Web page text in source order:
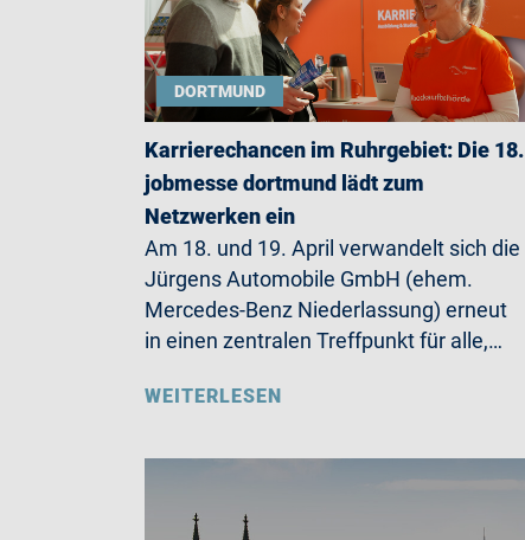
DORTMUND
Karrierechancen im Ruhrgebiet: Die 18.
jobmesse dortmund lädt zum
Netzwerken ein
Am 18. und 19. April verwandelt sich die
Jürgens Automobile GmbH (ehem.
Mercedes-Benz Niederlassung) erneut
in einen zentralen Treffpunkt für alle,…
WEITERLESEN